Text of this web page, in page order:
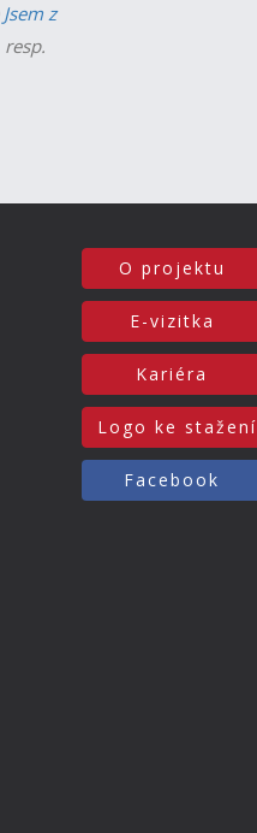
Jsem z
O projektu
E-vizitka
Kariéra
Logo ke stažení
Facebook